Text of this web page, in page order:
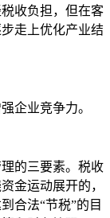
收负担，但在客
走上优化产业结
企业竞争力。
的三要素。税收
金运动展开的，
合法“节税”的目